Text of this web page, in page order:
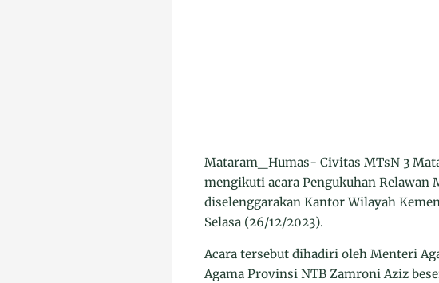
Mataram_Humas- Civitas MTsN 3
mengikuti acara Pengukuhan Relawan
diselenggarakan Kantor Wilayah
Selasa (26/12/2023).
Acara tersebut dihadiri oleh Menteri
Agama Provinsi NTB Zamroni Aziz